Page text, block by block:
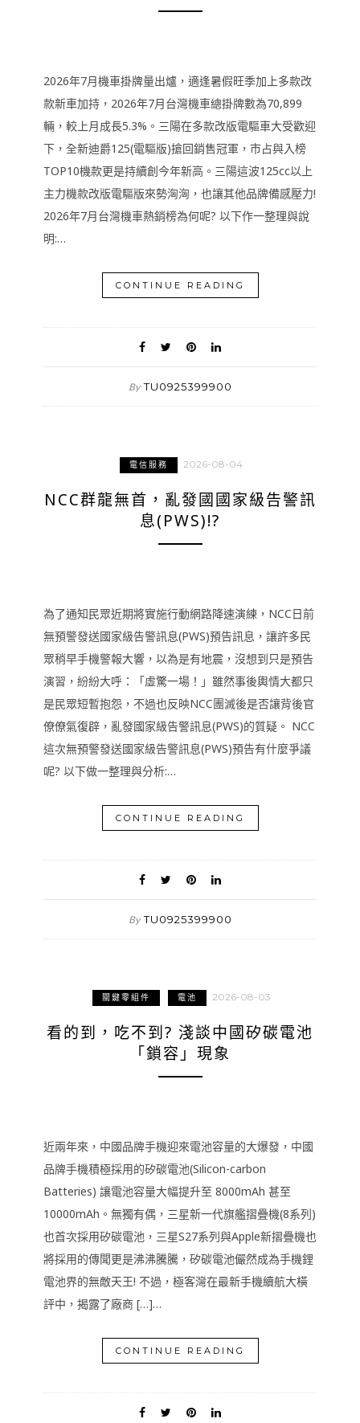
2026年7月機車掛牌量出爐，適逢暑假旺季加上多款改
款新車加持，2026年7月台灣機車總掛牌數為70,899
輛，較上月成長5.3%。三陽在多款改版電驅車大受歡迎
下，全新迪爵125(電驅版)搶回銷售冠軍，市占與入榜
TOP10機款更是持續創今年新高。三陽這波125cc以上
主力機款改版電驅版來勢洶洶，也讓其他品牌備感壓力!
2026年7月台灣機車熱銷榜為何呢? 以下作一整理與說
明:…
CONTINUE READING
By TU0925399900
電信服務 2026-08-04
NCC群龍無首，亂發國國家級告警訊
息(PWS)!?
為了通知民眾近期將實施行動網路降速演練，NCC日前
無預警發送國家級告警訊息(PWS)預告訊息，讓許多民
眾稍早手機警報大響，以為是有地震，沒想到只是預告
演習，紛紛大呼：「虛驚一場！」雖然事後輿情大都只
是民眾短暫抱怨，不過也反映NCC團滅後是否讓背後官
僚僚氣復辟，亂發國家級告警訊息(PWS)的質疑。 NCC
這次無預警發送國家級告警訊息(PWS)預告有什麼爭議
呢? 以下做一整理與分析:…
CONTINUE READING
By TU0925399900
關鍵零組件 電池 2026-08-03
看的到，吃不到? 淺談中國矽碳電池
「鎖容」現象
近兩年來，中國品牌手機迎來電池容量的大爆發，中國
品牌手機積極採用的矽碳電池(Silicon-carbon
Batteries) 讓電池容量大幅提升至 8000mAh 甚至
10000mAh。無獨有偶，三星新一代旗艦摺疊機(8系列)
也首次採用矽碳電池，三星S27系列與Apple新摺疊機也
將採用的傳聞更是沸沸騰騰，矽碳電池儼然成為手機鋰
電池界的無敵天王! 不過，極客灣在最新手機續航大橫
評中，揭露了廠商 […]…
CONTINUE READING